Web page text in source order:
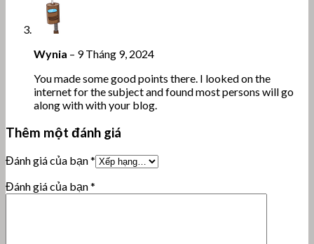
Wynia – 9 Tháng 9, 2024
You made some good points there. I looked on the
internet for the subject and found most persons will go
along with with your blog.
Thêm một đánh giá
Đánh giá của bạn*
Đánh giá của bạn*